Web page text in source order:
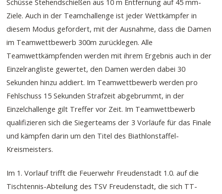
Ziele. Auch in der Teamchallenge ist jeder Wettkämpfer in
diesem Modus gefordert, mit der Ausnahme, dass die Damen
im Teamwettbewerb 300m zurücklegen. Alle
Teamwettkämpfenden werden mit ihrem Ergebnis auch in der
Einzelrangliste gewertet, den Damen werden dabei 30
Sekunden hinzu addiert. Im Teamwettbewerb werden pro
Fehlschuss 15 Sekunden Strafzeit abgebrummt, in der
Einzelchallenge gilt Treffer vor Zeit. Im Teamwettbewerb
qualifizieren sich die Siegerteams der 3 Vorläufe für das Finale
und kämpfen darin um den Titel des Biathlonstaffel-
Kreismeisters.
Im 1. Vorlauf trifft die Feuerwehr Freudenstadt 1.0. auf die
Tischtennis-Abteilung des TSV Freudenstadt, die sich TT-